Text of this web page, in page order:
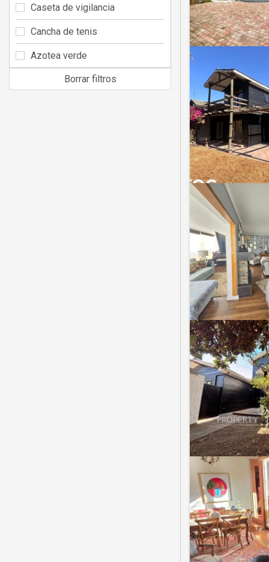
Caseta de vigilancia
Cancha de tenis
Azotea verde
Borrar filtros